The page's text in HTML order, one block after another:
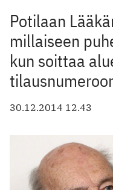
Potilaan
millaiseen
kun soittaa
30.12.2014 12.43